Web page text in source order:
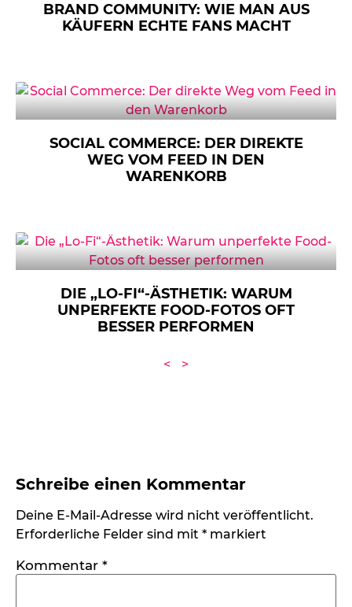
BRAND COMMUNITY: WIE MAN AUS
KÄUFERN ECHTE FANS MACHT
SOCIAL COMMERCE: DER DIREKTE
WEG VOM FEED IN DEN
WARENKORB
DIE „LO-FI“-ÄSTHETIK: WARUM
UNPERFEKTE FOOD-FOTOS OFT
BESSER PERFORMEN
< >
Schreibe einen Kommentar
Deine E-Mail-Adresse wird nicht veröffentlicht.
Erforderliche Felder sind mit * markiert
Kommentar *